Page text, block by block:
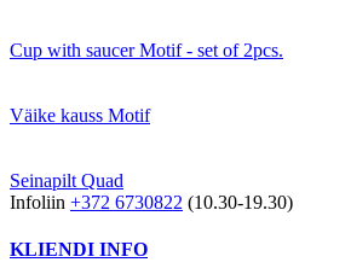
Cup with saucer Motif - set of 2pcs.
Väike kauss Motif
Seinapilt Quad
Infoliin +372 6730822 (10.30-19.30)
KLIENDI INFO